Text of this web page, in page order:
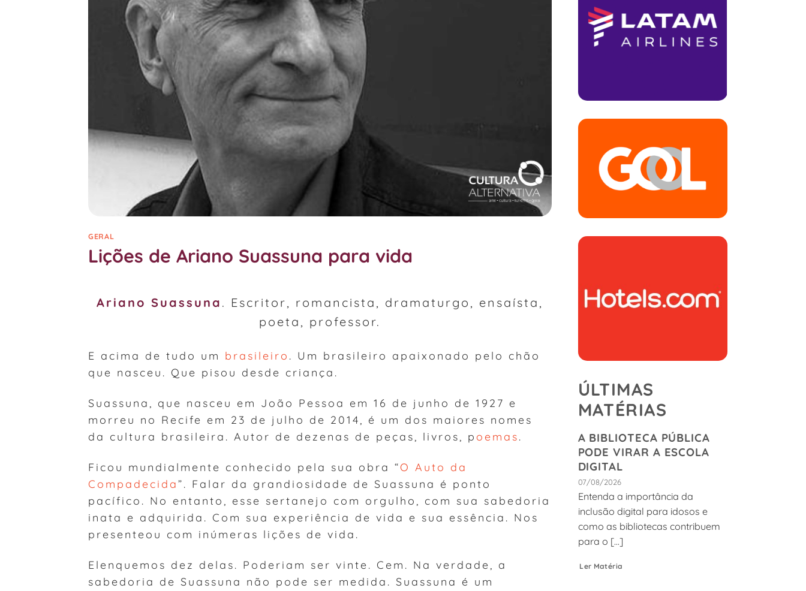
GERAL
Lições de Ariano Suassuna para vida
Ariano Suassuna . Escritor, romancista, dramaturgo, ensaísta,
poeta, professor.
E acima de tudo um brasileiro . Um brasileiro apaixonado pelo chão
que nasceu. Que pisou desde criança.
Suassuna, que nasceu em João Pessoa em 16 de junho de 1927 e
morreu no Recife em 23 de julho de 2014, é um dos maiores nomes
da cultura brasileira. Autor de dezenas de peças, livros, p oemas.
Ficou mundialmente conhecido pela sua obra “O Auto da
Compadecida”. Falar da grandiosidade de Suassuna é ponto
pacífico. No entanto, esse sertanejo com orgulho, com sua sabedoria
inata e adquirida. Com sua experiência de vida e sua essência. Nos
presenteou com inúmeras lições de vida.
Elenquemos dez delas. Poderiam ser vinte. Cem. Na verdade, a
sabedoria de Suassuna não pode ser medida. Suassuna é um
ÚLTIMAS
MATÉRIAS
A BIBLIOTECA PÚBLICA
PODE VIRAR A ESCOLA
DIGITAL
07/08/2026
Entenda a importância da
inclusão digital para idosos e
como as bibliotecas contribuem
para o [...]
Ler Matéria